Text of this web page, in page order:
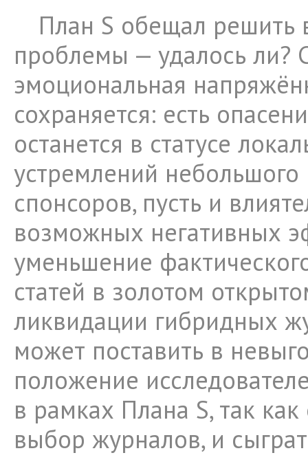
План S обещал решить
проблемы — удалось ли?
эмоциональная
сохраняется: есть
останется в статусе
устремлений небольшого
спонсоров, пусть и
возможных негативных
уменьшение
статей в золотом
ликвидации гибридных
может поставить в
положение
в рамках Плана S, так
выбор журналов, и